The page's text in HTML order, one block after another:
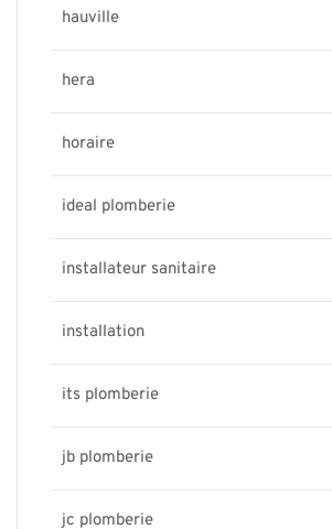
hauville
hera
horaire
ideal plomberie
installateur sanitaire
installation
its plomberie
jb plomberie
jc plomberie